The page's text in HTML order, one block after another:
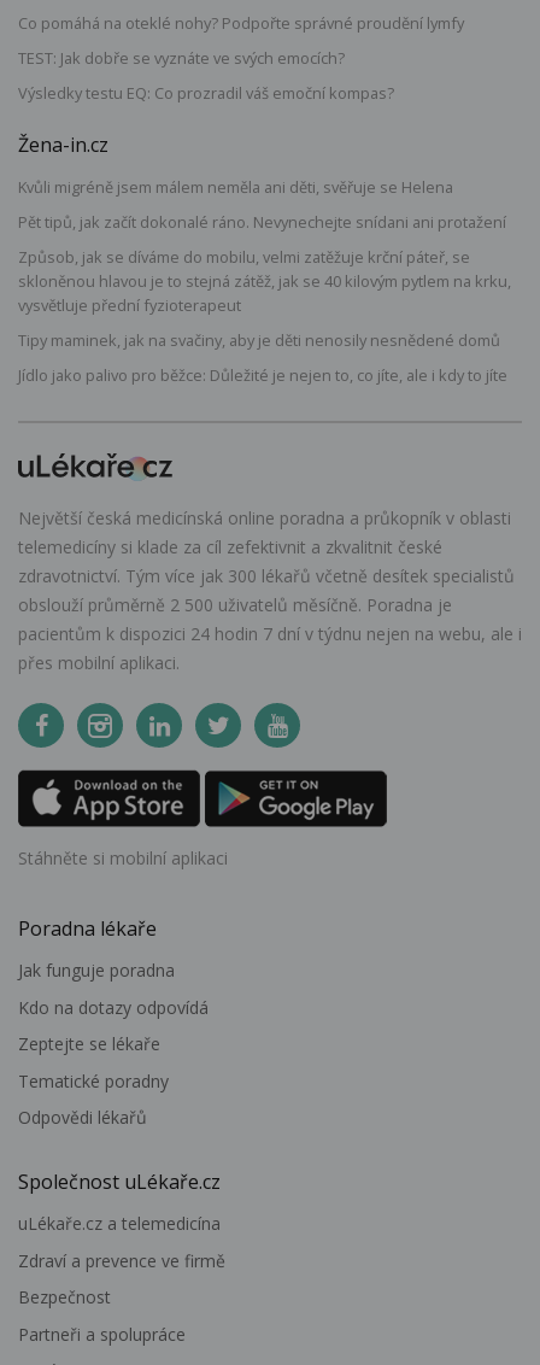
Co pomáhá na oteklé nohy? Podpořte správné proudění lymfy
TEST: Jak dobře se vyznáte ve svých emocích?
Výsledky testu EQ: Co prozradil váš emoční kompas?
Žena-in.cz
Kvůli migréně jsem málem neměla ani děti, svěřuje se Helena
Pět tipů, jak začít dokonalé ráno. Nevynechejte snídani ani protažení
Způsob, jak se díváme do mobilu, velmi zatěžuje krční páteř, se
skloněnou hlavou je to stejná zátěž, jak se 40 kilovým pytlem na krku,
vysvětluje přední fyzioterapeut
Tipy maminek, jak na svačiny, aby je děti nenosily nesnědené domů
Jídlo jako palivo pro běžce: Důležité je nejen to, co jíte, ale i kdy to jíte
Největší česká medicínská online poradna a průkopník v oblasti
telemedicíny si klade za cíl zefektivnit a zkvalitnit české
zdravotnictví. Tým více jak 300 lékařů včetně desítek specialistů
obslouží průměrně 2 500 uživatelů měsíčně. Poradna je
pacientům k dispozici 24 hodin 7 dní v týdnu nejen na webu, ale i
přes mobilní aplikaci.
Stáhněte si mobilní aplikaci
Poradna lékaře
Jak funguje poradna
Kdo na dotazy odpovídá
Zeptejte se lékaře
Tematické poradny
Odpovědi lékařů
Společnost uLékaře.cz
uLékaře.cz a telemedicína
Zdraví a prevence ve firmě
Bezpečnost
Partneři a spolupráce